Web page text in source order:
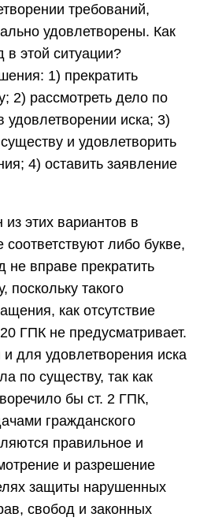
требований,
удовлетворены. Как
в этой ситуации?
1) прекратить
2) рассмотреть дело по
удовлетворении иска; 3)
и удовлетворить
4) оставить заявление
этих вариантов в
либо букве,
не вправе прекратить
поскольку такого
как отсутствие
ГПК не предусматривает.
для удовлетворения иска
по существу, так как
бы ст. 2 ГПК,
гражданского
правильное и
и разрешение
защиты нарушенных
свобод и законных